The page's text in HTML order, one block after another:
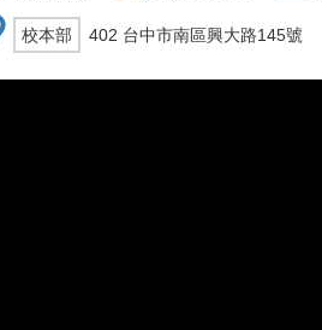
校本部 402 台中市南區興大路145號